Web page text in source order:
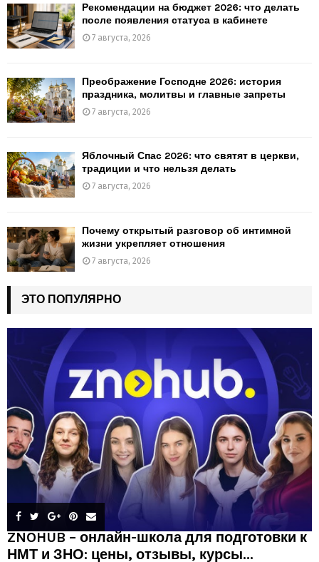
Рекомендации на бюджет 2026: что делать
после появления статуса в кабинете
7 августа, 2026
Преображение Господне 2026: история
праздника, молитвы и главные запреты
7 августа, 2026
Яблочный Спас 2026: что святят в церкви,
традиции и что нельзя делать
7 августа, 2026
Почему открытый разговор об интимной
жизни укрепляет отношения
7 августа, 2026
ЭТО ПОПУЛЯРНО
ZNOHUB – онлайн-школа для подготовки к
НМТ и ЗНО: цены, отзывы, курсы...